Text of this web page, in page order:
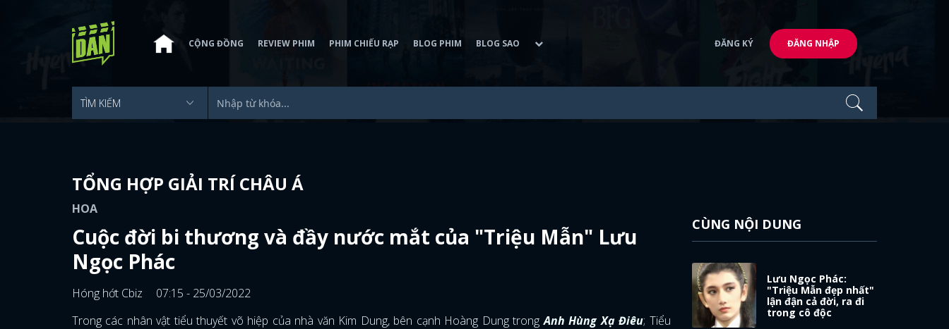
CỘNG ĐỒNG REVIEW PHIM PHIM CHIẾU RẠP BLOG PHIM BLOG SAO ĐĂNG KÝ ĐĂNG NHẬP
TỔNG HỢP GIẢI TRÍ CHÂU Á
HOA
Cuộc đời bi thương và đầy nước mắt của "Triệu Mẫn" Lưu
Ngọc Phác
Hóng hớt Cbiz
07:15 - 25/03/2022
Trong các nhân vật tiểu thuyết võ hiệp của nhà văn Kim Dung, bên cạnh Hoàng Dung trong Anh Hùng Xạ Điêu; Tiểu
CÙNG NỘI DUNG
Lưu Ngọc Phác:
"Triệu Mẫn đẹp nhất"
lận đận cả đời, ra đi
trong cô độc